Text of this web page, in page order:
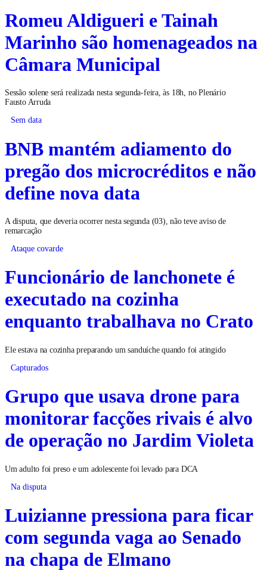
Romeu Aldigueri e Tainah
Marinho são homenageados na
Câmara Municipal
Sessão solene será realizada nesta segunda-feira, às 18h, no Plenário
Fausto Arruda
Sem data
BNB mantém adiamento do
pregão dos microcréditos e não
define nova data
A disputa, que deveria ocorrer nesta segunda (03), não teve aviso de
remarcação
Ataque covarde
Funcionário de lanchonete é
executado na cozinha
enquanto trabalhava no Crato
Ele estava na cozinha preparando um sanduíche quando foi atingido
Capturados
Grupo que usava drone para
monitorar facções rivais é alvo
de operação no Jardim Violeta
Um adulto foi preso e um adolescente foi levado para DCA
Na disputa
Luizianne pressiona para ficar
com segunda vaga ao Senado
na chapa de Elmano